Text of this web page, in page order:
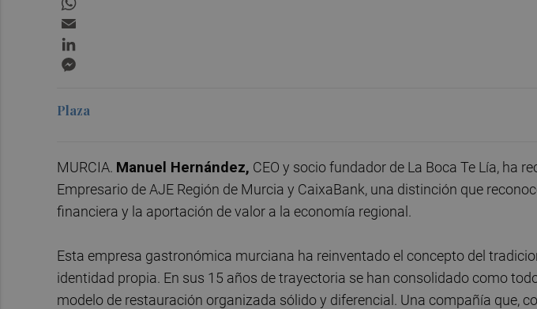
Plaza
MURCIA. Manuel Hernández, CEO y socio fundador de La Boca Te Lía, ha
Empresario de AJE Región de Murcia y CaixaBank, una distinción que
financiera y la aportación de valor a la economía regional.
Esta empresa gastronómica murciana ha reinventado el concepto del
identidad propia. En sus 15 años de trayectoria se han consolidado como
modelo de restauración organizada sólido y diferencial. Una compañía que,